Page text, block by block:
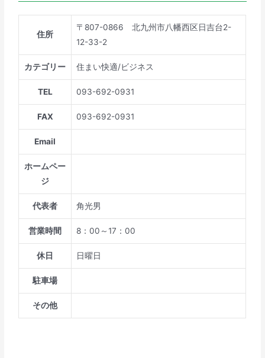
住所
〒807-0866 北九州市八幡西区日吉台2-
12-33-2
カテゴリー 住まい快適/ビジネス
TEL 093-692-0931
FAX 093-692-0931
Email
ホームペー
ジ
代表者 角光男
営業時間 8：00～17：00
休日 日曜日
駐車場
その他